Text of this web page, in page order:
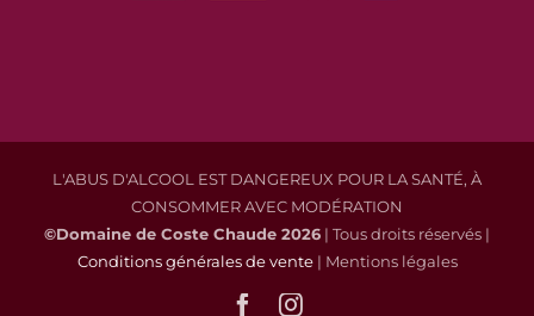
L'ABUS D'ALCOOL EST DANGEREUX POUR LA SANTÉ, À
CONSOMMER AVEC MODÉRATION
©Domaine de Coste Chaude 2026 | Tous droits réservés |
Conditions générales de vente| Mentions légales
FacebookInstagram